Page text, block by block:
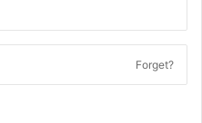
Forget?